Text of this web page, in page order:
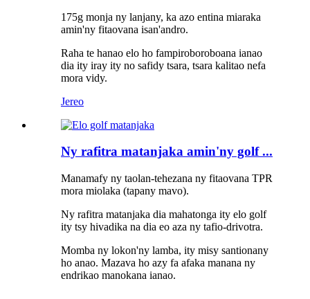
175g monja ny lanjany, ka azo entina miaraka
amin'ny fitaovana isan'andro.
Raha te hanao elo ho fampiroboroboana ianao
dia ity iray ity no safidy tsara, tsara kalitao nefa
mora vidy.
Jereo
Ny rafitra matanjaka amin'ny golf ...
Manamafy ny taolan-tehezana ny fitaovana TPR
mora miolaka (tapany mavo).
Ny rafitra matanjaka dia mahatonga ity elo golf
ity tsy hivadika na dia eo aza ny tafio-drivotra.
Momba ny lokon'ny lamba, ity misy santionany
ho anao. Mazava ho azy fa afaka manana ny
endrikao manokana ianao.